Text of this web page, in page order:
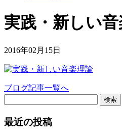
実践・新しい
2016年02月15日
ブログ記事一覧へ
検索
最近の投稿